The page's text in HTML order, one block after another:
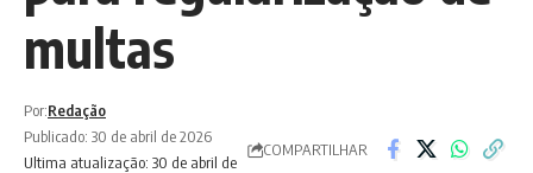
multas
Ultima atualização: 30 de abril de
Por:Redação
Publicado: 30 de abril de 2026
COMPARTILHAR